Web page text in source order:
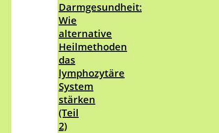
Darmgesundheit:
Wie
alternative
Heilmethoden
das
lymphozytäre
System
stärken
(Teil
2)